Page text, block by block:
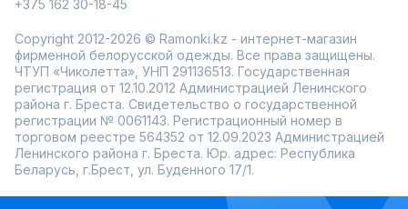
+375 162 30-18-45
Copyright 2012-2026 © Ramonki.kz - интернет-магазин
фирменной белорусской одежды. Все права защищены.
ЧТУП «Чиколетта», УНП 291136513. Государственная
регистрация от 12.10.2012 Администрацией Ленинского
района г. Бреста. Свидетельство о государственной
регистрации № 0061143. Регистрационный номер в
торговом реестре 564352 от 12.09.2023 Администрацией
Ленинского района г. Бреста. Юр. адрес: Республика
Беларусь, г.Брест, ул. Буденного 17/1.